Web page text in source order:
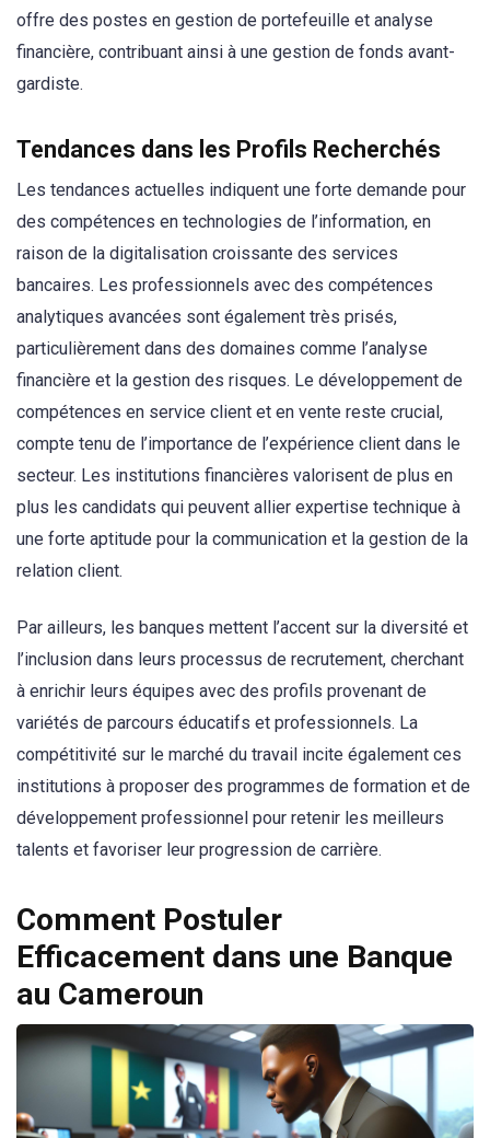
offre des postes en gestion de portefeuille et analyse
financière, contribuant ainsi à une gestion de fonds avant-
gardiste.
Tendances dans les Profils Recherchés
Les tendances actuelles indiquent une forte demande pour
des compétences en technologies de l’information, en
raison de la digitalisation croissante des services
bancaires. Les professionnels avec des compétences
analytiques avancées sont également très prisés,
particulièrement dans des domaines comme l’analyse
financière et la gestion des risques. Le développement de
compétences en service client et en vente reste crucial,
compte tenu de l’importance de l’expérience client dans le
secteur. Les institutions financières valorisent de plus en
plus les candidats qui peuvent allier expertise technique à
une forte aptitude pour la communication et la gestion de la
relation client.
Par ailleurs, les banques mettent l’accent sur la diversité et
l’inclusion dans leurs processus de recrutement, cherchant
à enrichir leurs équipes avec des profils provenant de
variétés de parcours éducatifs et professionnels. La
compétitivité sur le marché du travail incite également ces
institutions à proposer des programmes de formation et de
développement professionnel pour retenir les meilleurs
talents et favoriser leur progression de carrière.
Comment Postuler
Efficacement dans une Banque
au Cameroun